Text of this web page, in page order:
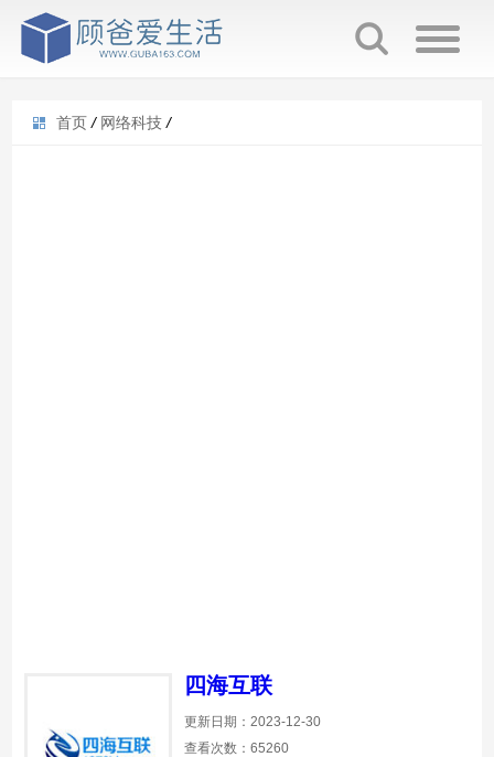
首页 / 网络科技 /
四海互联
更新日期：2023-12-30
查看次数：65260